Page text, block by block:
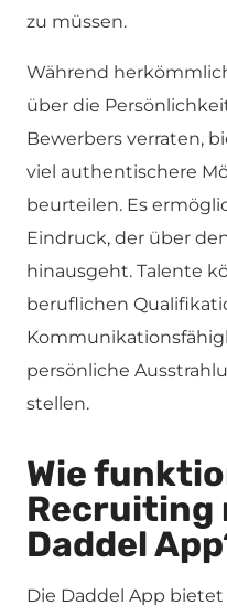
zu müssen.
Während
über die
Bewerbers verraten,
viel authentischere
beurteilen. Es
Eindruck, der über
hinausgeht. Talente
beruflichen
persönliche
stellen.
Wie
Recruiting
Daddel
Die Daddel App